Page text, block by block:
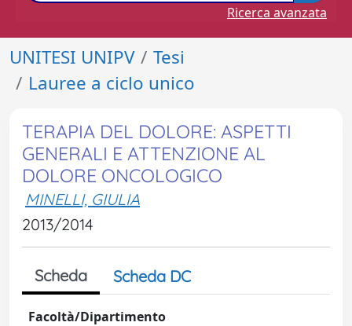
Ricerca avanzata
UNITESI UNIPV
Tesi
Lauree a ciclo unico
TERAPIA DEL DOLORE: ASPETTI
GENERALI E ATTENZIONE AL
DOLORE ONCOLOGICO
MINELLI, GIULIA
2013/2014
Scheda Scheda DC
Facoltà/Dipartimento